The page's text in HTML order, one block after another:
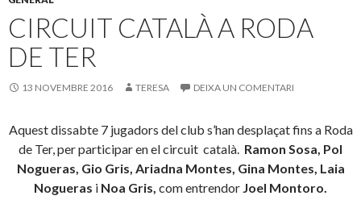
CIRCUIT CATALÀ A RODA
DE TER
13 NOVEMBRE 2016 TERESA DEIXA UN COMENTARI
Aquest dissabte 7 jugadors del club s’han desplaçat fins a Roda
de Ter, per participar en el circuit català. Ramon Sosa, Pol
Nogueras, Gio Gris, Ariadna Montes, Gina Montes, Laia
Nogueras i Noa Gris, com entrendor Joel Montoro.